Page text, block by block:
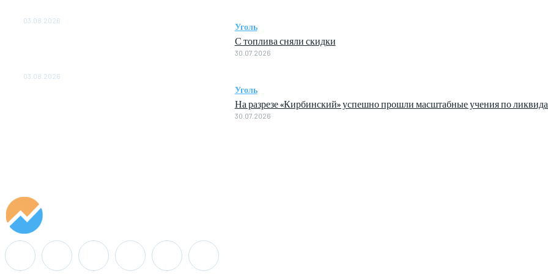
03.08.2026
03.08.2026
Уголь
С топлива сняли скидки
30.07.2026
Уголь
На разрезе «Кирбинский» успешно прошли масштабные учения по
30.07.2026